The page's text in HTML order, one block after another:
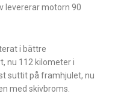
levererar motorn 90
i bättre
nu 112 kilometer i
suttit på framhjulet, nu
med skivbroms.